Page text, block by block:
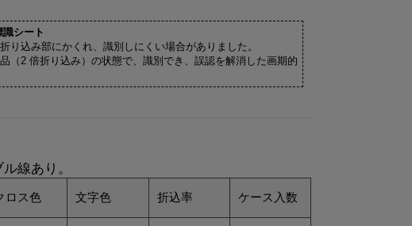
シート
込み部にかくれ、識別しにくい場合がありました。
（2 倍折り込み）の状態で、識別でき、誤認を解消した画期的
線あり。
ロス色 文字色 折込率 ケース入数